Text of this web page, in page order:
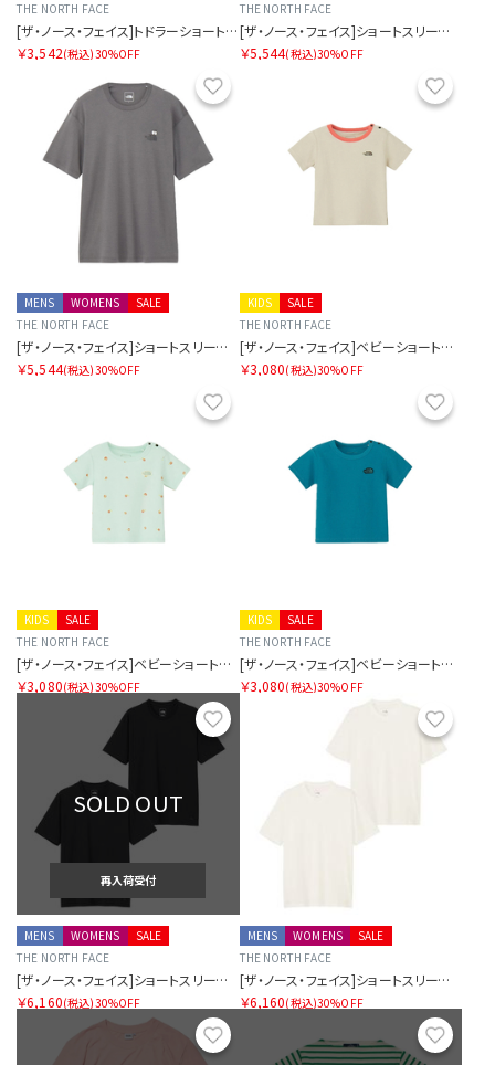
THE NORTH FACE
[ザ・ノース・フェイス]トドラーショートスリーブフィールドグラフィックティー
￥3,542(税込)30%OFF
THE NORTH FACE
[ザ・ノース・フェイス]ショートスリーブズーピッカーティー
￥5,544(税込)30%OFF
お気に入り
SALE
MENS
WOMENS
THE NORTH FACE
[ザ・ノース・フェイス]ショートスリーブズーピッカーティー
￥5,544(税込)30%OFF
SALE
KIDS
THE NORTH FACE
[ザ・ノース・フェイス]ベビーショートスリーブラッチパイルティー
￥3,080(税込)30%OFF
お気に入り
SALE
KIDS
THE NORTH FACE
[ザ・ノース・フェイス]ベビーショートスリーブラッチパイルティー
￥3,080(税込)30%OFF
SALE
KIDS
THE NORTH FACE
[ザ・ノース・フェイス]ベビーショートスリーブラッチパイルティー
￥3,080(税込)30%OFF
お気に入り
SOLD OUT
再入荷受付
SALE
MENS
WOMENS
THE NORTH FACE
[ザ・ノース・フェイス]ショートスリーブフラッシュドライパックティー（ユニセックス）
￥6,160(税込)30%OFF
SALE
MENS
WOMENS
THE NORTH FACE
[ザ・ノース・フェイス]ショートスリーブフラッシュドライパックティー（ユニセックス）
￥6,160(税込)30%OFF
お気に入り